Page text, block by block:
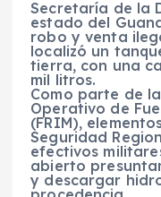
Secretaría de la
estado del
robo y venta
localizó un
tierra, con una
mil litros.
Como parte de
Operativo de
(FRIM),
Seguridad
efectivos
abierto
y descargar